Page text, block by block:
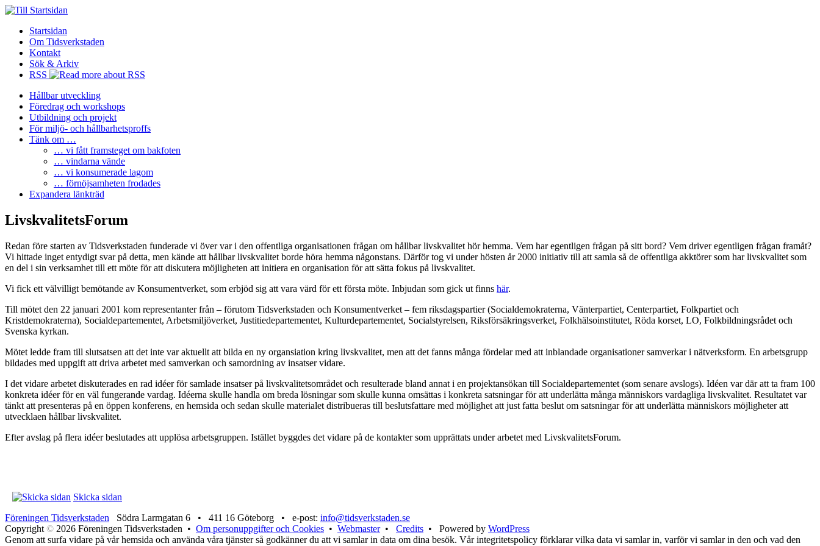
Startsidan
Om Tidsverkstaden
Kontakt
Sök & Arkiv
RSS
Hållbar utveckling
Föredrag och workshops
Utbildning och projekt
För miljö- och hållbarhetsproffs
Tänk om …
… vi fått framsteget om bakfoten
… vindarna vände
… vi konsumerade lagom
… förnöjsamheten frodades
Expandera länkträd
LivskvalitetsForum
Redan före starten av Tidsverkstaden funderade vi över var i den offentliga organisationen frågan om hållbar livskvalitet hör hemma. Vem har egentligen frågan på sitt bord? Vem driver egentligen frågan framåt?
Vi hittade inget entydigt svar på detta, men kände att hållbar livskvalitet borde höra hemma någonstans. Därför tog vi under hösten år 2000 initiativ till att samla så de offentliga akktörer som har livskvalitet som
en del i sin verksamhet till ett möte för att diskutera möjligheten att initiera en organisation för att sätta fokus på livskvalitet.
Vi fick ett välvilligt bemötande av Konsumentverket, som erbjöd sig att vara värd för ett första möte. Inbjudan som gick ut finns här.
Till mötet den 22 januari 2001 kom representanter från – förutom Tidsverkstaden och Konsumentverket – fem riksdagspartier (Socialdemokraterna, Vänterpartiet, Centerpartiet, Folkpartiet och
Kristdemokraterna), Socialdepartementet, Arbetsmiljöverket, Justitiedepartementet, Kulturdepartementet, Socialstyrelsen, Riksförsäkringsverket, Folkhälsoinstitutet, Röda korset, LO, Folkbildningsrådet och
Svenska kyrkan.
Mötet ledde fram till slutsatsen att det inte var aktuellt att bilda en ny organsiation kring livskvalitet, men att det fanns många fördelar med att inblandade organisationer samverkar i nätverksform. En arbetsgrupp
bildades med uppgift att driva arbetet med samverkan och samordning av insatser vidare.
I det vidare arbetet diskuterades en rad idéer för samlade insatser på livskvalitetsområdet och resulterade bland annat i en projektansökan till Socialdepartementet (som senare avslogs). Idéen var där att ta fram 100
konkreta idéer för en väl fungerande vardag. Idéerna skulle handla om breda lösningar som skulle kunna omsättas i konkreta satsningar för att underlätta många människors vardagliga livskvalitet. Resultatet var
tänkt att presenteras på en öppen konferens, en hemsida och sedan skulle materialet distribueras till beslutsfattare med möjlighet att just fatta beslut om satsningar för att underlätta människors möjligheter att
utvecklaen hållbar livskvalitet.
Efter avslag på flera idéer beslutades att upplösa arbetsgruppen. Istället byggdes det vidare på de kontakter som upprättats under arbetet med LivskvalitetsForum.
Skicka sidan
Föreningen Tidsverkstaden Södra Larmgatan 6 • 411 16 Göteborg • e-post: info@tidsverkstaden.se
Copyright © 2026 Föreningen Tidsverkstaden • Om personuppgifter och Cookies • Webmaster• Credits • Powered by WordPress
Genom att surfa vidare på vår hemsida och använda våra tjänster så godkänner du att vi samlar in data om dina besök. Vår integritetspolicy förklarar vilka data vi samlar in, varför vi samlar in den och vad den